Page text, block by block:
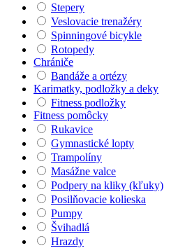
Stepery
Veslovacie trenažéry
Spinningové bicykle
Rotopedy
Chrániče
Bandáže a ortézy
Karimatky, podložky a deky
Fitness podložky
Fitness pomôcky
Rukavice
Gymnastické lopty
Trampolíny
Masážne valce
Podpery na kliky (kľuky)
Posilňovacie kolieska
Pumpy
Švihadlá
Hrazdy